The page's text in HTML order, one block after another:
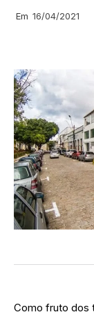
Em 16/04/2021
Como fruto dos